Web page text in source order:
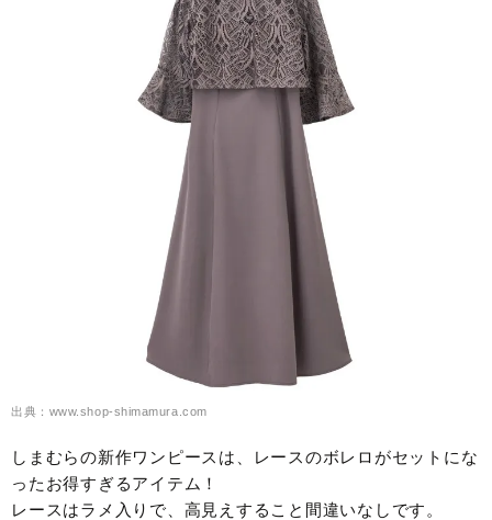
出典：www.shop-shimamura.com
しまむらの新作ワンピースは、レースのボレロがセットにな
ったお得すぎるアイテム！
レースはラメ入りで、高見えすること間違いなしです。